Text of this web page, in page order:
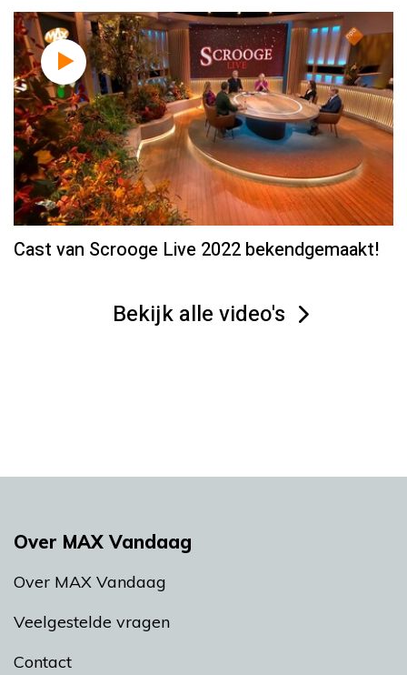
Cast van Scrooge Live 2022 bekendgemaakt!
Bekijk alle video's
Over MAX Vandaag
Over MAX Vandaag
Veelgestelde vragen
Contact